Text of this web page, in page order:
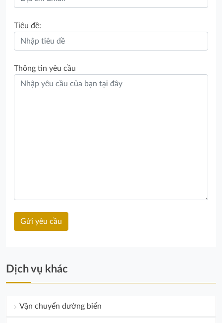
Tiêu đề:
Thông tin yêu cầu
Dịch vụ khác
Vận chuyển đường biển